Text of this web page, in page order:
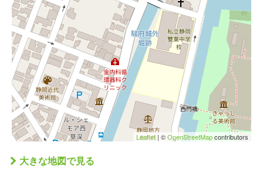
Leaflet| ©OpenStreetMapcontributors
大きな地図で見る